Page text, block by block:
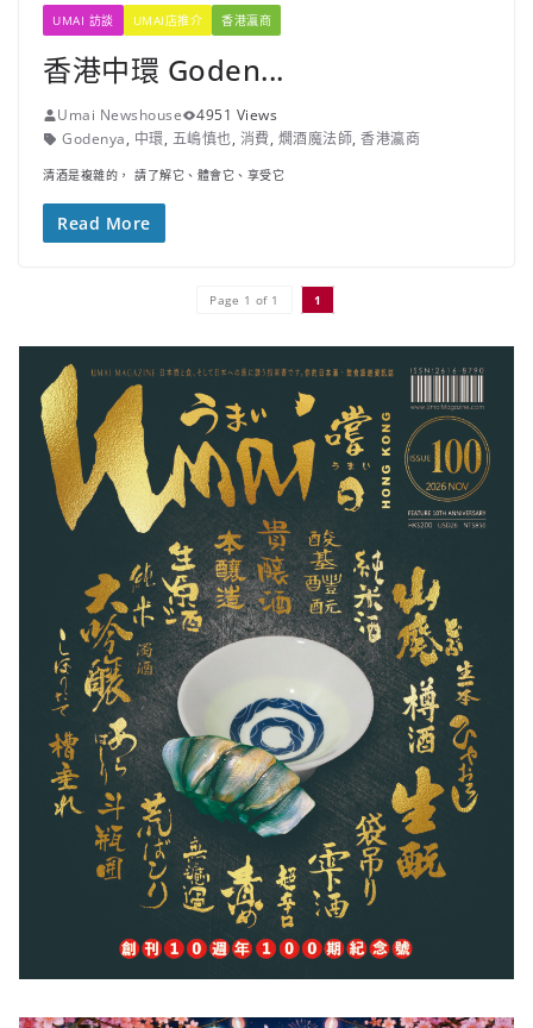
UMAI 訪談 UMAI店推介 香港瀛商
香港中環 Goden...
Umai Newshouse
4951 Views
Godenya, 中環, 五嶋慎也, 消費, 燗酒魔法師, 香港瀛商
清酒是複雜的， 請了解它、體會它、享受它
Read More
Page 1 of 1 1